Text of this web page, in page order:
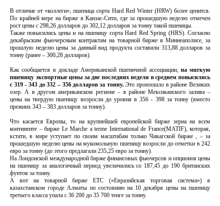
В отличие от «коллеги», пшеница сорта Hard Red Winter (HRW) более ценится.
По крайней мере на бирже в Канзас-Сити, где за прошедшую неделю отмечен
рост цены с 298,26 долларов до 302,12 долларов за тонну такой пшеницы.
Также повысились цены и на пшеницу сорта Hard Red Spring (HRS). Согласно
декабрьским фьючерсным контрактам на товарной бирже в Миннеаполисе, за
прошлую неделю цены за данный вид продукта составили 313,88 долларов за
тонну (ранее – 300,28 долларов).
Как сообщается в докладе Американской пшеничной ассоциации, на мягкую
пшеницу экспортные цены за две последних недели в среднем повысились
с 319 - 343 до 332 – 356 долларов за тонну.Это произошло в районе Великих
озер. А в другом американском регионе – в районе Мексиканского залива –
цены на твердую пшеницу возросли до уровня в 356 - 398 за тонну (вместо
прежних 343 – 383 долларов за тонну).
Что касается Европы, то на крупнейшей европейской бирже зерна на всем
континенте – бирже Le Marche а terme International de France(MATIF), которая,
кстати, в мире уступает по своим масштабам только Чикагской бирже , – за
прошедшую неделю цены на мукомольную пшеницу возросли до отметки в 242
евро за тонну (до этого предлагали 235,25 евро за тонну).
На Лондонской международной бирже финансовых фьючерсов и опционов цены
на пшеницу за аналогичный период увеличились со 187,45 до 190 британских
фунтов за тонну.
А вот на товарной бирже ЕТС («Евразийская торговая система») в
казахстанском городе Алматы по состоянию на 10 декабря цены на пшеницу
третьего класса упала с 36 200 до 35 700 тенге за тонну.